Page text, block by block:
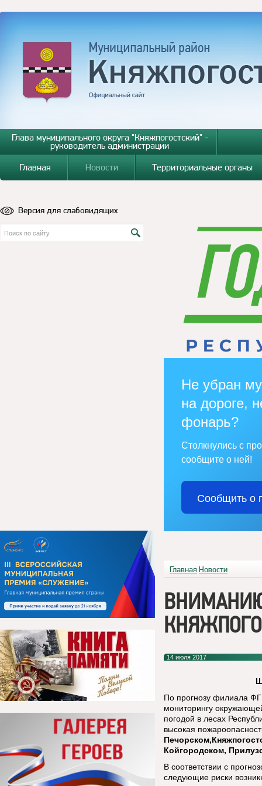
Глава муниципального округа "Княжпогостский" -
руководитель администрации
Главная
Новости Территориальные органы
Версия для слабовидящих
Не убран
на дороге,
фонарь?
Столкнулись с
сообщите о ней!
Сообщить о
Главная Новости
14 июля 2017
По прогнозу филиала
мониторингу
погодой в лесах
высокая
Койгородском,
В соответствии с
следующие риски